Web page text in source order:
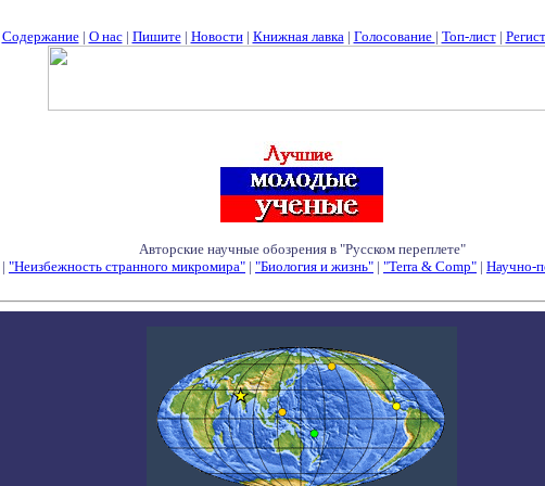
Содержание| О нас| Пишите| Новости| Книжная лавка| Голосование | Топ-лист|
Авторские научные обозрения в "Русском переплете"
| "Неизбежность странного микромира" | "Биология и жизнь" | "Terra & Comp" | Научно-